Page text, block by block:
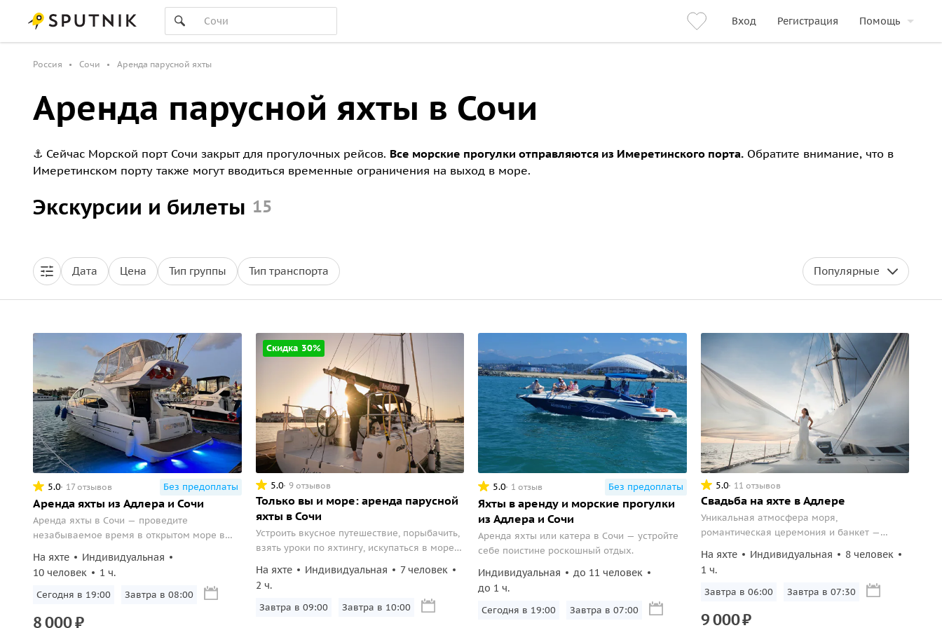
Вход Регистрация Помощь
Россия Сочи Аренда парусной яхты
Аренда парусной яхты в Сочи
⚓ Сейчас Морской порт Сочи закрыт для прогулочных рейсов. Все морские прогулки отправляются из Имеретинского порта. Обратите внимание, что в
Имеретинском порту также могут вводиться временные ограничения на выход в море.
Экскурсии и билеты 15
Дата Цена Тип группы Тип транспорта Популярные
5.0 17 отзывов Без предоплаты
Аренда яхты из Адлера и Сочи
Аренда яхты в Сочи — проведите
незабываемое время в открытом море в
На яхте
Индивидуальная
10 человек
1 ч.
Сегодня в 19:00 Завтра в 08:00
8000₽
Скидка 30%
5.0 9 отзывов
Только вы и море: аренда парусной
яхты в Сочи
Устроить вкусное путешествие, порыбачить,
взять уроки по яхтингу, искупаться в море
На яхте Индивидуальная
7 человек
2 ч.
Завтра в 09:00 Завтра в 10:00
5.0 1 отзыв Без предоплаты
Яхты в аренду и морские прогулки
из Адлера и Сочи
Аренда яхты или катера в Сочи — устройте
себе поистине роскошный отдых.
Индивидуальная
до 11 человек
до 1 ч.
Сегодня в 19:00 Завтра в 07:00
5.0 11 отзывов
Свадьба на яхте в Адлере
Уникальная атмосфера моря,
романтическая церемония и банкет —
незабываемых приключений.
На яхте Индивидуальная
8 человек
1 ч.
Завтра в 06:00 Завтра в 07:30
9000₽